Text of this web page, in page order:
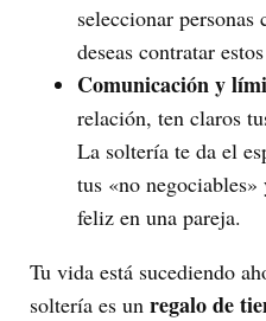
seleccionar
deseas contratar
Comunicación y
relación, ten claros
La soltería te da el
tus «no
feliz en una pareja.
Tu vida está sucediendo
soltería es un regalo de